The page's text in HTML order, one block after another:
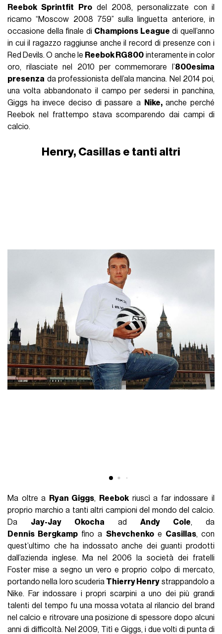
Reebok Sprintfit Prodel 2008, personalizzate con il
ricamo “Moscow 2008 759” sulla linguetta anteriore, in
occasione della finale di Champions League di quell’anno
in cui il ragazzo raggiunse anche il record di presenze con i
Red Devils. O anche le Reebok RG800 interamente in color
oro, rilasciate nel 2010 per commemorare l’800esima
presenza da professionista dell’ala mancina. Nel 2014 poi,
una volta abbandonato il campo per sedersi in panchina,
Giggs ha invece deciso di passare a
Nike,anche perché
Reebok nel frattempo stava scomparendo dai campi di
calcio.
Henry, Casillas e tanti altri
Ma oltre a Ryan Giggs, Reebok riuscì a far indossare il
proprio marchio a tanti altri campioni del mondo del calcio.
Da Jay-Jay Okocha adAndy Cole, da
Dennis Bergkamp fino a Shevchenkoe Casillas, con
quest’ultimo che ha indossato anche dei guanti prodotti
dall’azienda inglese. Ma nel 2006 la società dei fratelli
Foster mise a segno un vero e proprio colpo di mercato,
portando nella loro scuderia Thierry Henry strappandolo a
Nike. Far indossare i propri scarpini a uno dei più grandi
talenti del tempo fu una mossa votata al rilancio del brand
nel calcio e ritrovare una posizione di spessore dopo alcuni
anni di difficoltà. Nel 2009, Titì e Giggs, i due volti di punta di